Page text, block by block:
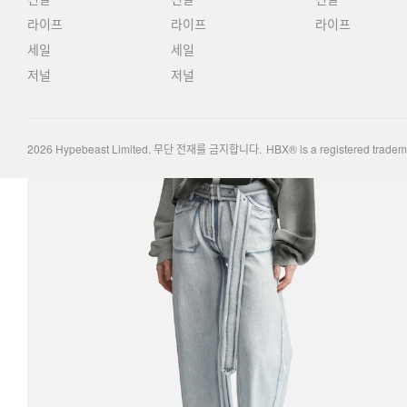
라이프
세일
저널
라이프
세일
저널
라이프
2026 Hypebeast Limited. 무단 전재를 금지합니다. HBX® is a registered